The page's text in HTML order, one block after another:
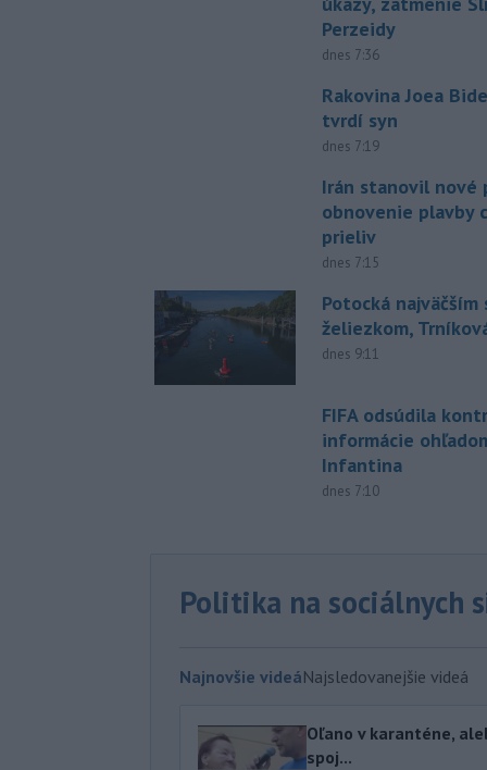
Perzeidy
dnes 7:36
Rakovina Joea
tvrdí syn
dnes 7:19
Irán stanovil nové
obnovenie plavby
prieliv
dnes 7:15
Potocká najväčším
želiezkom,
dnes 9:11
FIFA odsúdila
informácie
Infantina
dnes 7:10
Politika na sociálnych
Najnovšie videáNajsledovanejšie videá
Oľano v karanténe,
spoj...